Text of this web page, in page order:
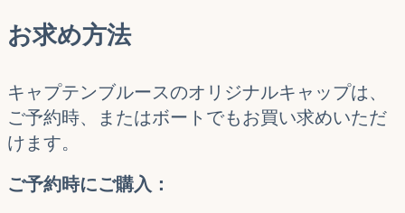
お求め方法
キャプテンブルースのオリジナルキャップは、
ご予約時、またはボートでもお買い求めいただ
けます。
ご予約時にご購入：